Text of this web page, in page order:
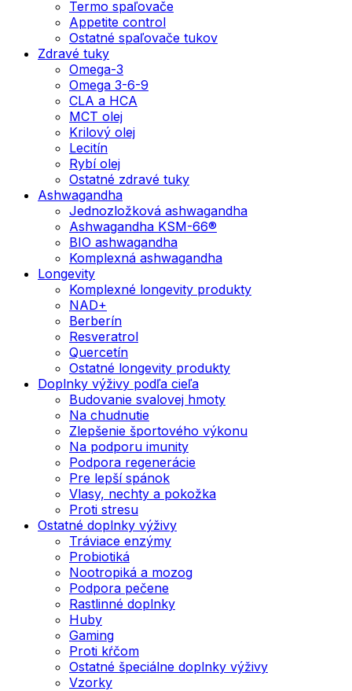
Termo spaľovače
Appetite control
Ostatné spaľovače tukov
Zdravé tuky
Omega-3
Omega 3-6-9
CLA a HCA
MCT olej
Krilový olej
Lecitín
Rybí olej
Ostatné zdravé tuky
Ashwagandha
Jednozložková ashwagandha
Ashwagandha KSM-66®
BIO ashwagandha
Komplexná ashwagandha
Longevity
Komplexné longevity produkty
NAD+
Berberín
Resveratrol
Quercetín
Ostatné longevity produkty
Doplnky výživy podľa cieľa
Budovanie svalovej hmoty
Na chudnutie
Zlepšenie športového výkonu
Na podporu imunity
Podpora regenerácie
Pre lepší spánok
Vlasy, nechty a pokožka
Proti stresu
Ostatné doplnky výživy
Tráviace enzýmy
Probiotiká
Nootropiká a mozog
Podpora pečene
Rastlinné doplnky
Huby
Gaming
Proti kŕčom
Ostatné špeciálne doplnky výživy
Vzorky